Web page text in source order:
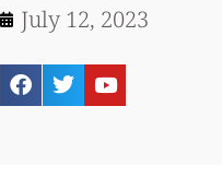
July 12, 2023